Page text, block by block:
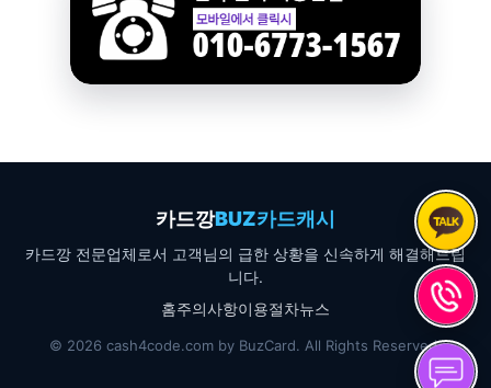
카드깡BUZ카드캐시
카드깡 전문업체로서 고객님의 급한 상황을 신속하게 해결해드립
니다.
홈주의사항이용절차뉴스
© 2026 cash4code.com by BuzCard. All Rights Reserved.